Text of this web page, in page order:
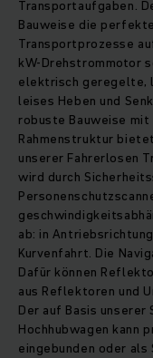
Transportaufgaben.
Bauweise die
Transportprozesse
kW-Drehstrommotor
elektrisch geregelte,
leises Heben und
robuste Bauweise
Rahmenstruktur
unserer Fahrerlosen
wird durch
ab: in
Kurvenfahrt. Die
Dafür können
aus Reflektoren und
Der auf Basis
Hochhubwagen kann
eingebunden oder